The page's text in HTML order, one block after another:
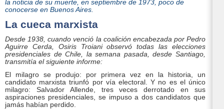
la noticia de su muerte, en septiembre de 1973, poco de
conocerse en Buenos Aires.
La cueca marxista
Desde 1938, cuando venció la coalición encabezada por Pedro
Aguirre Cerda, Osiris Troiani observó todas las elecciones
presidenciales de Chile, la semana pasada, desde Santiago,
transmitía el siguiente informe:
El milagro se produjo: por primera vez en la historia, un
candidato marxista triunfó por vía electoral. Y no es el único
milagro: Salvador Allende, tres veces derrotado en sus
aspiraciones presidenciales, se impuso a dos candidatos que
jamás habían perdido.